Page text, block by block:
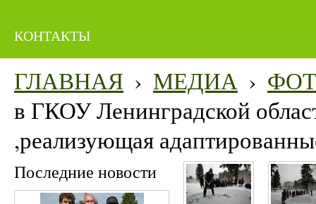
КОНТАКТЫ
ГЛАВНАЯ › МЕДИА ›
в ГКОУ Ленинградской
,реализующая
Последние новости